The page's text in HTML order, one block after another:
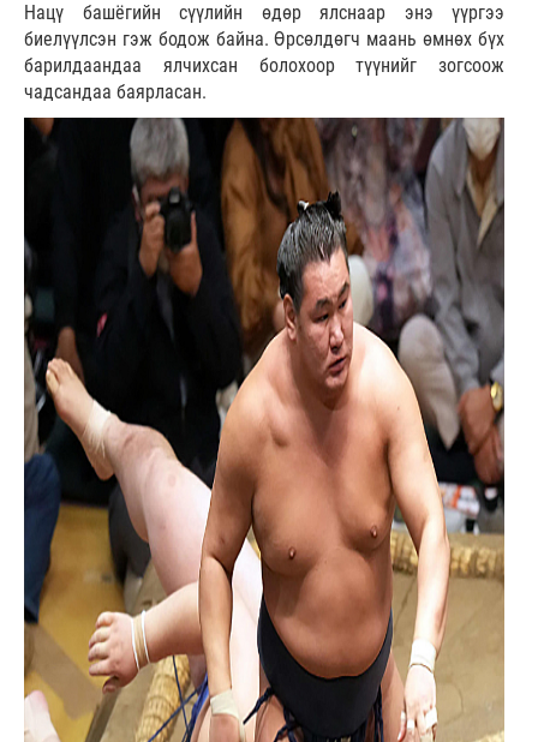
Нацү башёгийн сүүлийн өдөр ялснаар энэ үүргээ
биелүүлсэн гэж бодож байна. Өрсөлдөгч маань өмнөх бүх
барилдаандаа ялчихсан болохоор түүнийг зогсоож
чадсандаа баярласан.